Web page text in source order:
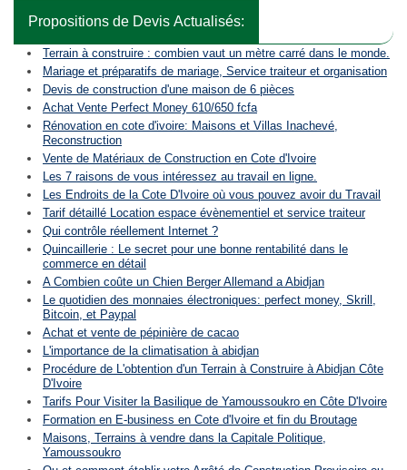
Propositions de Devis Actualisés:
Terrain à construire : combien vaut un mètre carré dans le monde.
Mariage et préparatifs de mariage, Service traiteur et organisation
Devis de construction d'une maison de 6 pièces
Achat Vente Perfect Money 610/650 fcfa
Rénovation en cote d'ivoire: Maisons et Villas Inachevé,
Reconstruction
Vente de Matériaux de Construction en Cote d'Ivoire
Les 7 raisons de vous intéressez au travail en ligne.
Les Endroits de la Cote D'Ivoire où vous pouvez avoir du Travail
Tarif détaillé Location espace évènementiel et service traiteur
Qui contrôle réellement Internet ?
Quincaillerie : Le secret pour une bonne rentabilité dans le
commerce en détail
A Combien coûte un Chien Berger Allemand a Abidjan
Le quotidien des monnaies électroniques: perfect money, Skrill,
Bitcoin, et Paypal
Achat et vente de pépinière de cacao
L'importance de la climatisation à abidjan
Procédure de L'obtention d'un Terrain à Construire à Abidjan Côte
D'Ivoire
Tarifs Pour Visiter la Basilique de Yamoussoukro en Côte D'Ivoire
Formation en E-business en Cote d'Ivoire et fin du Broutage
Maisons, Terrains à vendre dans la Capitale Politique,
Yamoussoukro